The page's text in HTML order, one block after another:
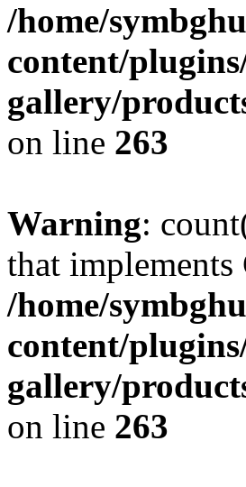
/home/
content/
gallery/
on line 263
Warning:
that
/home/
content/
gallery/
on line 263